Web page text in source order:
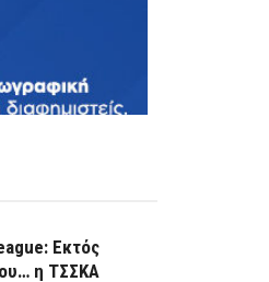
Εκτός
η ΤΣΣΚΑ